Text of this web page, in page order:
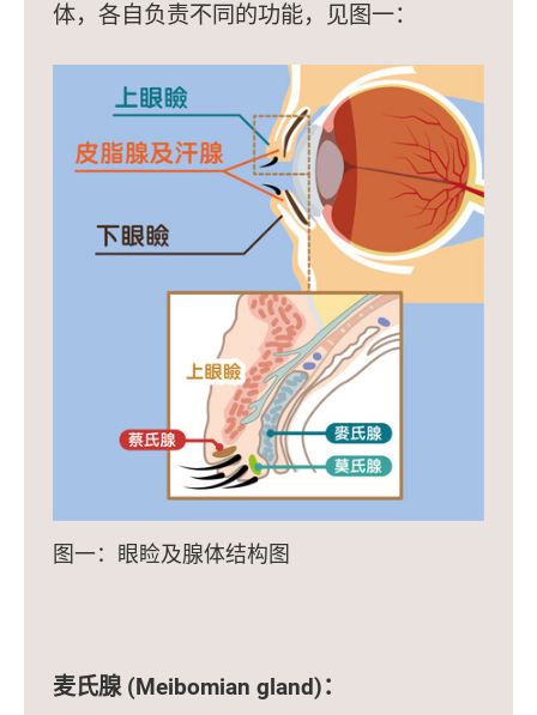
体，各自负责不同的功能，见图一：
图一：眼睑及腺体结构图
麦氏腺(Meibomian gland)：